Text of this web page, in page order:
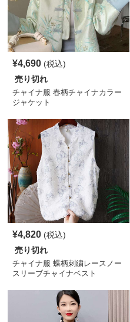
¥4,690 (税込)
売り切れ
チャイナ服 春柄チャイナカラー
ジャケット
¥4,820 (税込)
売り切れ
チャイナ服 蝶柄刺繍レースノー
スリーブチャイナベスト